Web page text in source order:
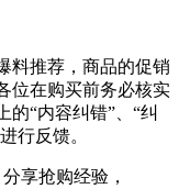
料推荐，商品的促销
位在购买前务必核实
“内容纠错”、“纠
行反馈。
享抢购经验，